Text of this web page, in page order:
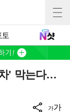
토
' 막는다…
가가